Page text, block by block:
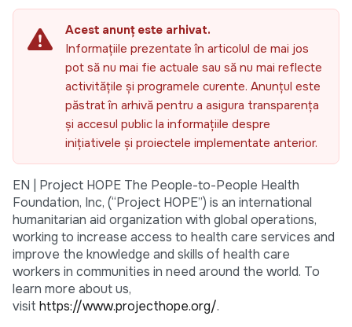
Acest anunț este arhivat.
Informațiile prezentate în articolul de mai jos
pot să nu mai fie actuale sau să nu mai reflecte
activitățile și programele curente. Anunțul este
păstrat în arhivă pentru a asigura transparența
și accesul public la informațiile despre
inițiativele și proiectele implementate anterior.
EN | Project HOPE The People-to-People Health
Foundation, Inc, (“Project HOPE”) is an international
humanitarian aid organization with global operations,
working to increase access to health care services and
improve the knowledge and skills of health care
workers in communities in need around the world. To
learn more about us,
visit https://www.projecthope.org/.